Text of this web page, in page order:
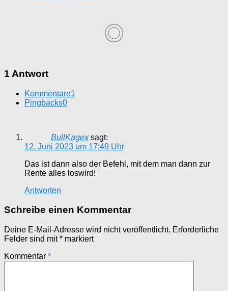
1 Antwort
Kommentare1
Pingbacks0
BullKagex sagt:
12. Juni 2023 um 17:49 Uhr
Das ist dann also der Befehl, mit dem man dann zur
Rente alles loswird!
Antworten
Schreibe einen Kommentar
Deine E-Mail-Adresse wird nicht veröffentlicht. Erforderliche
Felder sind mit* markiert
Kommentar *